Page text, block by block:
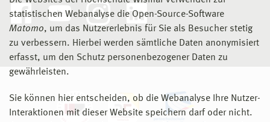
statistischen Webanalyse die Open-Source-Software
Matomo, um das Nutzererlebnis für Sie als Besucher stetig
zu verbessern. Hierbei werden sämtliche Daten anonymisiert
erfasst, um den Schutz personenbezogener Daten zu
gewährleisten.
Sie können hier entscheiden, ob die Webanalyse Ihre Nutzer-
Interaktionen mit dieser Website speichern darf oder nicht.